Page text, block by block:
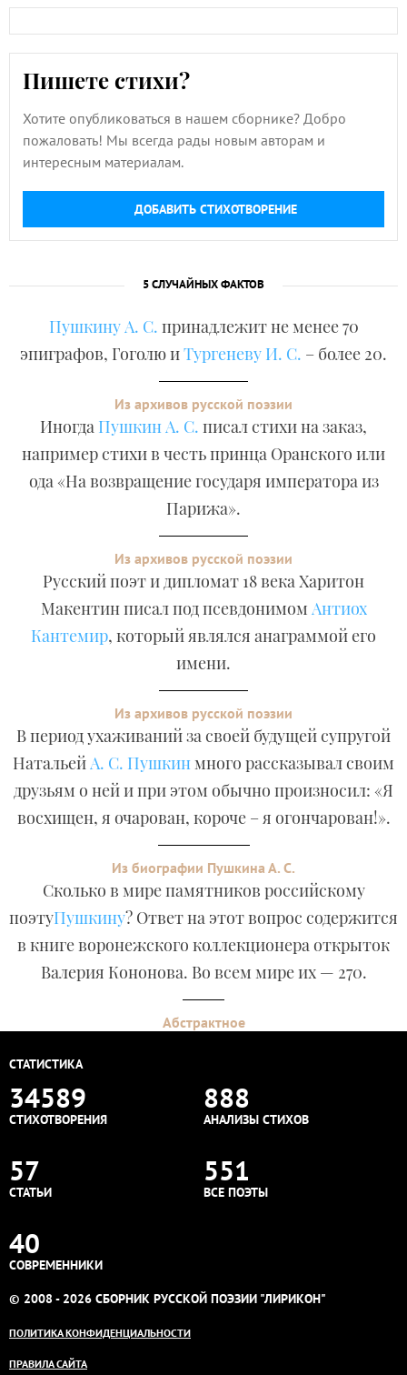
Пишете стихи?
Хотите опубликоваться в нашем сборнике? Добро
пожаловать! Мы всегда рады новым авторам и
интересным материалам.
ДОБАВИТЬ СТИХОТВОРЕНИЕ
5 СЛУЧАЙНЫХ ФАКТОВ
Пушкину А. С. принадлежит не менее 70
эпиграфов, Гоголю иТургеневу И. С. – более 20.
Из архивов русской поэзии
Иногда Пушкин А. С. писал стихи на заказ,
например стихи в честь принца Оранского или
ода «На возвращение государя императора из
Парижа».
Из архивов русской поэзии
Русский поэт и дипломат 18 века Харитон
Макентин писал под псевдонимом Антиох
Кантемир, который являлся анаграммой его
имени.
Из архивов русской поэзии
В период ухаживаний за своей будущей супругой
НатальейА. С. Пушкинмного рассказывал своим
друзьям о ней и при этом обычно произносил: «Я
восхищен, я очарован, короче – я огончарован!».
Из биографии Пушкина А. С.
Сколько в мире памятников российскому
поэтуПушкину? Ответ на этот вопрос содержится
в книге воронежского коллекционера открыток
Валерия Кононова. Во всем мире их — 270.
Абстрактное
СТАТИСТИКА
34589
СТИХОТВОРЕНИЯ
888
АНАЛИЗЫ СТИХОВ
57
СТАТЬИ
551
ВСЕ ПОЭТЫ
40
СОВРЕМЕННИКИ
© 2008 - 2026 СБОРНИК РУССКОЙ ПОЭЗИИ "ЛИРИКОН"
ПОЛИТИКА КОНФИДЕНЦИАЛЬНОСТИ
ПРАВИЛА САЙТА